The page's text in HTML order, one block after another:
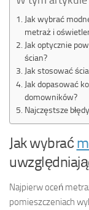
Jak wybrać
metraż i
Jak optycznie
ścian?
Jak stosować
Jak dopasować
domowników?
Najczęstsze
Jak wybrać
Najpierw oceń
pomieszczeniach